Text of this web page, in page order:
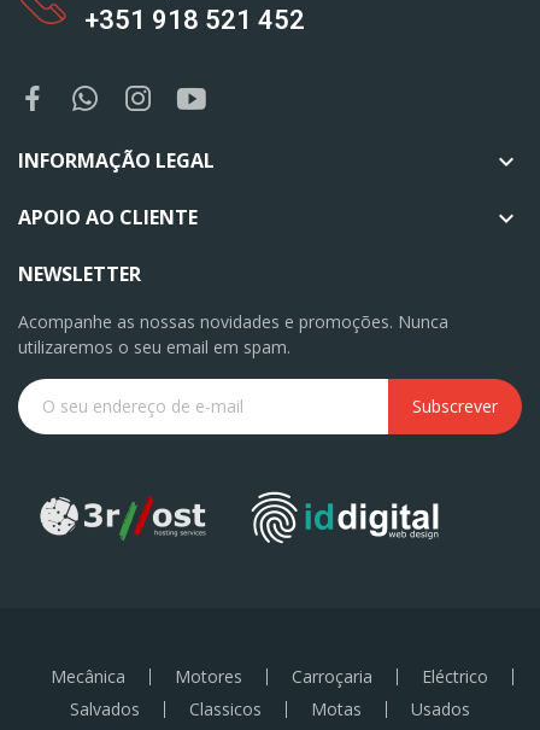
+351 918 521 452
INFORMAÇÃO LEGAL 
APOIO AO CLIENTE 
NEWSLETTER
Acompanhe as nossas novidades e promoções. Nunca
utilizaremos o seu email em spam.
Subscrever
Mecânica Motores Carroçaria
Eléctrico
Salvados
Classicos Motas Usados